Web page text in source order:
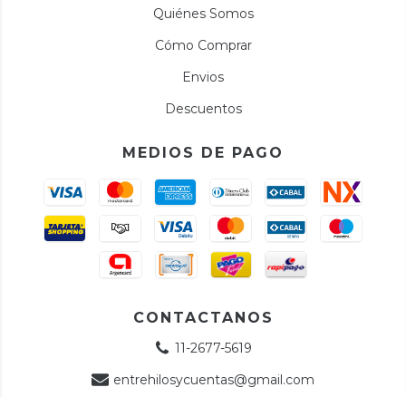
Quiénes Somos
Cómo Comprar
Envios
Descuentos
MEDIOS DE PAGO
CONTACTANOS
11-2677-5619
entrehilosycuentas@gmail.com